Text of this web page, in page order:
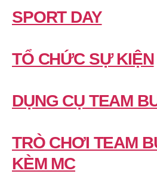
SPORT DAY
TỔ CHỨC SỰ KIỆN
DỤNG CỤ TEAM
TRÒ CHƠI TEAM
KÈM MC